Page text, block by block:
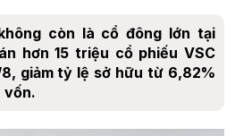
còn là cổ đông lớn tại
hơn 15 triệu cổ phiếu VSC
giảm tỷ lệ sở hữu từ 6,82%
vốn.